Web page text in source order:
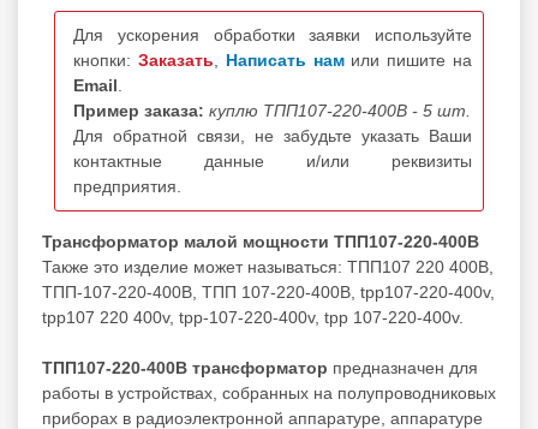
Для ускорения обработки заявки используйте
кнопки: Заказать Написать нам или пишите на
Email
Пример заказа: куплю ТПП107-220-400В - 5 шт.
Для обратной связи, не забудьте указать Ваши
контактные данные и/или реквизиты
предприятия.
Трансформатор малой мощности ТПП107-220-400В
Также это изделие может называться: ТПП107 220 400В,
ТПП-107-220-400В, ТПП 107-220-400В, tpp107-220-400v,
tpp107 220 400v, tpp-107-220-400v, tpp 107-220-400v.
ТПП107-220-400В трансформатор предназначен для
работы в устройствах, собранных на полупроводниковых
приборах в радиоэлектронной аппаратуре, аппаратуре